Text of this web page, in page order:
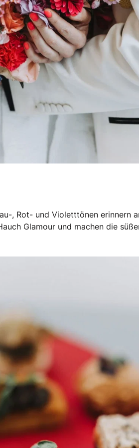
, Rot- und Violetttönen erinnern
Glamour und machen die